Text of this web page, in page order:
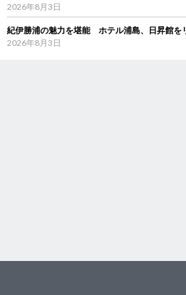
2026年8月3日
紀伊勝浦の魅力を堪能 ホテル浦島、日昇館を
2026年8月3日